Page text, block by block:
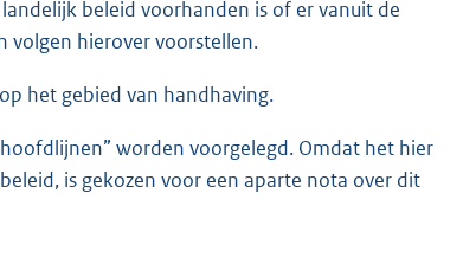
beleid voorhanden is of er vanuit de
volgen hierover voorstellen.
het gebied van handhaving.
worden voorgelegd. Omdat het hier
is gekozen voor een aparte nota over dit